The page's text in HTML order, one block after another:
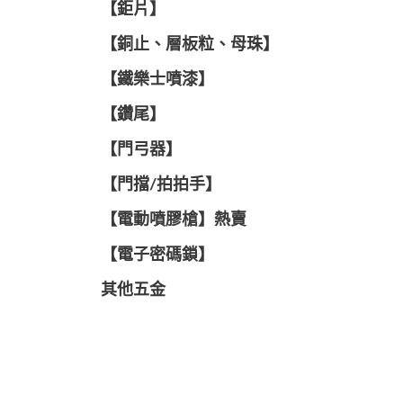
【鉅片】
【銅止、層板粒、母珠】
【鐵樂士噴漆】
【鑽尾】
【門弓器】
【門擋/拍拍手】
【電動噴膠槍】熱賣
【電子密碼鎖】
其他五金